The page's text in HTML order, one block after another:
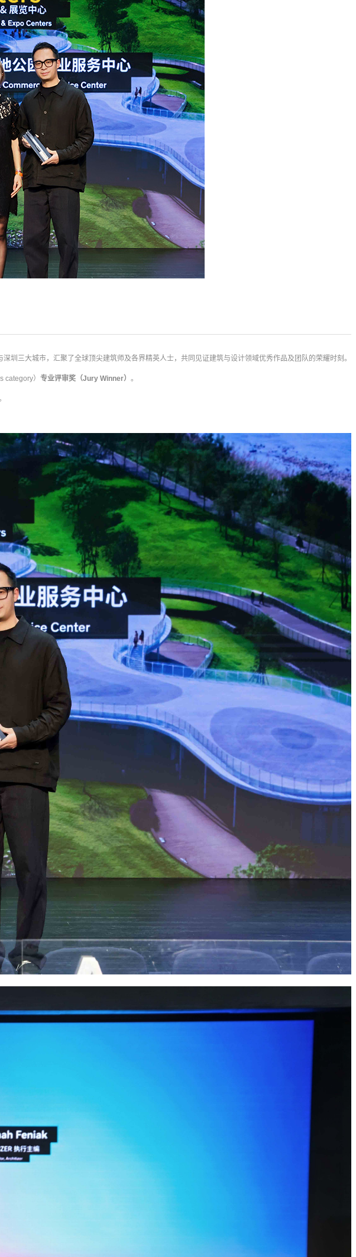
圳三大城市，汇聚了全球顶尖建筑师及各界精英人士，共同见证建筑与设计领域优秀作品及团队的荣耀时刻。
category） 专业评审奖（Jury Winner） 。